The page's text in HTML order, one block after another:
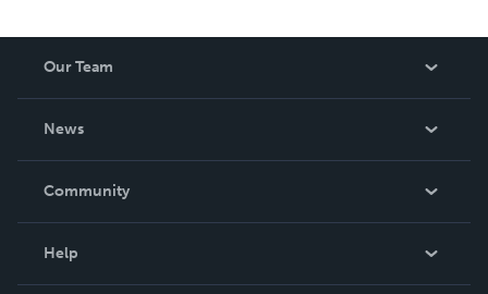
Our Team
News
In The News
Community
Help